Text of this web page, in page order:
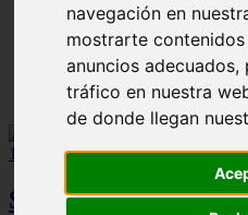
navegación en
mostrarte
anuncios adecuados,
tráfico en nuestra
de donde llegan
Solo Las Bestias - Final
Spider-Man: Brand